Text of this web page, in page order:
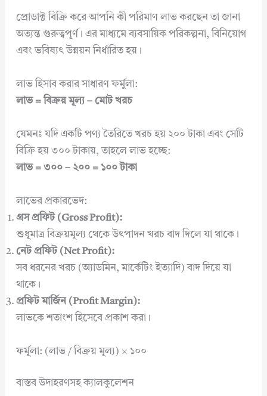
প্রোডাক্ট বিক্রি করে আপনি কী পরিমাণ লাভ করছেন তা জানা
অত্যন্ত গুরুত্বপূর্ণ। এর মাধ্যমে ব্যবসায়িক পরিকল্পনা, বিনিয়োগ
এবং ভবিষ্যৎ উন্নয়ন নির্ধারিত হয়।
লাভ হিসাব করার সাধারণ ফর্মুলা:
লাভ = বিক্রয় মূল্য – মোট খরচ
যেমনঃ যদি একটি পণ্য তৈরিতে খরচ হয় ২০০ টাকা এবং সেটি
বিক্রি হয় ৩০০ টাকায়, তাহলে লাভ হচ্ছে:
লাভ = ৩০০ – ২০০ = ১০০ টাকা
লাভের প্রকারভেদ:
গ্রস প্রফিট (Gross Profit):
শুধুমাত্র বিক্রয়মূল্য থেকে উৎপাদন খরচ বাদ দিলে যা থাকে।
নেট প্রফিট (Net Profit):
সব ধরনের খরচ (অ্যাডমিন, মার্কেটিং ইত্যাদি) বাদ দিয়ে যা
থাকে।
প্রফিট মার্জিন (Profit Margin):
লাভকে শতাংশ হিসেবে প্রকাশ করা।
ফর্মুলা: (লাভ / বিক্রয় মূল্য) × ১০০
বাস্তব উদাহরণসহ ক্যালকুলেশন